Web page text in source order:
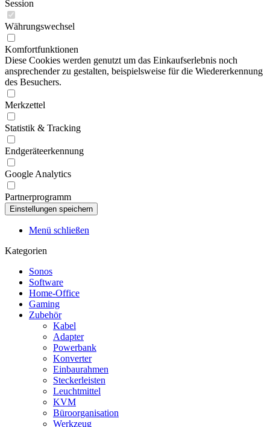
Session
Währungswechsel
Komfortfunktionen
Diese Cookies werden genutzt um das Einkaufserlebnis noch
ansprechender zu gestalten, beispielsweise für die Wiedererkennung
des Besuchers.
Merkzettel
Statistik & Tracking
Endgeräteerkennung
Google Analytics
Partnerprogramm
Menü schließen
Kategorien
Sonos
Software
Home-Office
Gaming
Zubehör
Kabel
Adapter
Powerbank
Konverter
Einbaurahmen
Steckerleisten
Leuchtmittel
KVM
Büroorganisation
Werkzeug